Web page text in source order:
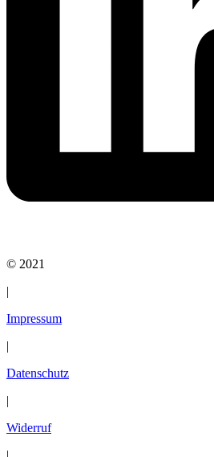
© 2021
|
Impressum
|
Datenschutz
|
Widerruf